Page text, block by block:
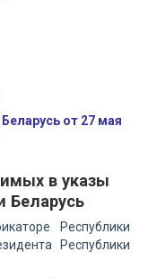
от 27 мая
в указы
Беларусь
Республики
Республики